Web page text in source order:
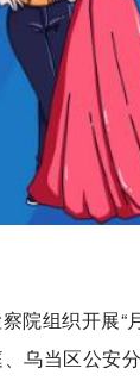
院组织开展“
乌当区公安